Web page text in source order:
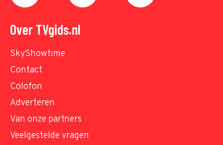
Over TVgids.nl
SkyShowtime
Contact
Colofon
Adverteren
Van onze partners
Veelgestelde vragen